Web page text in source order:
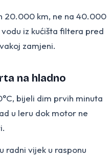
20.000 km, ne na 40.000
iz kućišta filtera pred
zamjeni.
na hladno
bijeli dim prvih minuta
u leru dok motor ne
radni vijek u rasponu